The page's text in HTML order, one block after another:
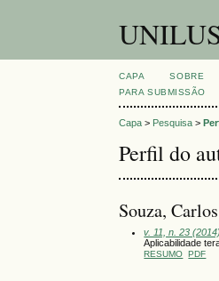
CAPA SOBRE
PARA SUBMISSÃO
Capa > Pesquisa >
Perfil do
Souza,
v. 11, n. 23
Aplicabilidade
RESUMO PDF